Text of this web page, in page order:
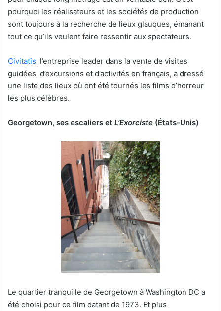
pourquoi les réalisateurs et les sociétés de production
sont toujours à la recherche de lieux glauques, émanant
tout ce qu’ils veulent faire ressentir aux spectateurs.
Civitatis, l’entreprise leader dans la vente de visites
guidées, d’excursions et d’activités en français, a dressé
une liste des lieux où ont été tournés les films d’horreur
les plus célèbres.
Georgetown, ses escaliers et L’Exorciste (États-Unis)
Le quartier tranquille de Georgetown à Washington DC a
été choisi pour ce film datant de 1973. Et plus